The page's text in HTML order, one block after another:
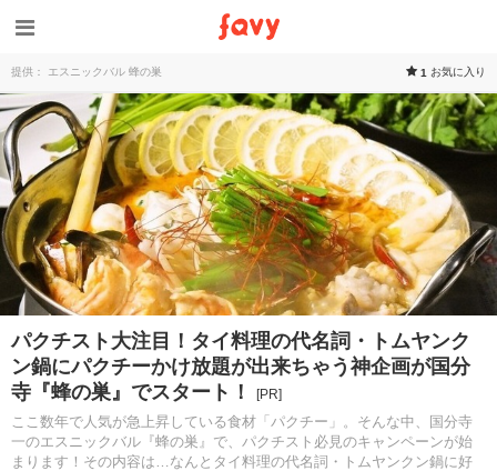
提供： エスニックバル 蜂の巣 1 お気に入り
パクチスト大注目！タイ料理の代名詞・トムヤンク
ン鍋にパクチーかけ放題が出来ちゃう神企画が国分
寺『蜂の巣』でスタート！
[PR]
ここ数年で人気が急上昇している食材「パクチー」。そんな中、国分寺
一のエスニックバル『蜂の巣』で、パクチスト必見のキャンペーンが始
まります！その内容は…なんとタイ料理の代名詞・トムヤンクン鍋に好